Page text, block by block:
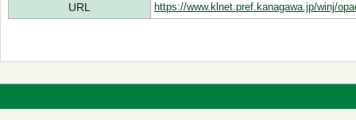
URL https://www.klnet.pref.kanagawa.jp/winj/